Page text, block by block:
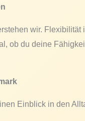
wir.
ob du deine
Einblick in den